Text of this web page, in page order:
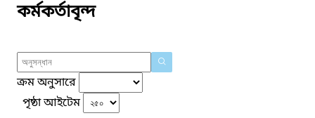
কর্মকর্তাবৃন্দ
ক্রম অনুসারে
পৃষ্ঠা আইটেম